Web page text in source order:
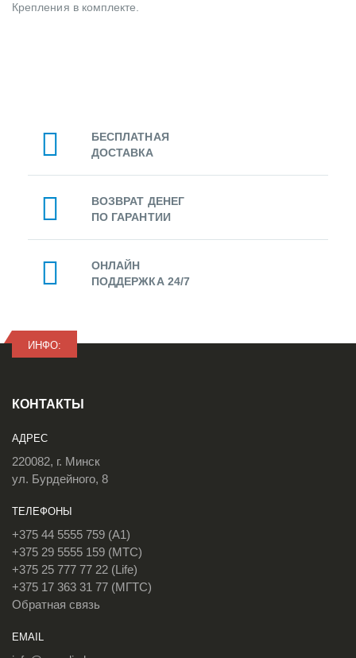
Крепления в комплекте.
БЕСПЛАТНАЯ
ДОСТАВКА
ВОЗВРАТ ДЕНЕГ
ПО ГАРАНТИИ
ОНЛАЙН
ПОДДЕРЖКА 24/7
ИНФО:
КОНТАКТЫ
АДРЕС
220082, г. Минск
ул. Бурдейного, 8
ТЕЛЕФОНЫ
+375 44 5555 759 (A1)
+375 29 5555 159 (МТС)
+375 25 777 77 22 (Life)
+375 17 363 31 77 (МГТС)
Обратная связь
EMAIL